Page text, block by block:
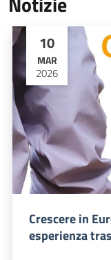
10
MAR
2026
Crescere in
esperienza